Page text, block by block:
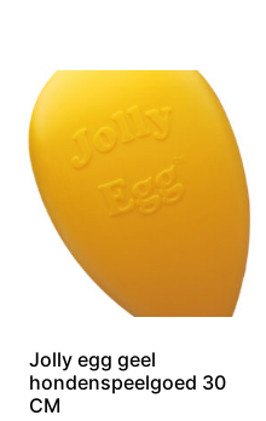
Jolly egg geel
hondenspeelgoed 30
CM